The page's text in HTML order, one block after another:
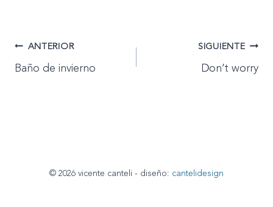
Navegación
de
ANTERIOR
Baño de invierno
SIGUIENTE
Don’t worry
© 2026 vicente canteli - diseño: cantelidesign